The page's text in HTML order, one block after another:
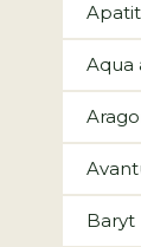
Apatit
Aqua
Baryt